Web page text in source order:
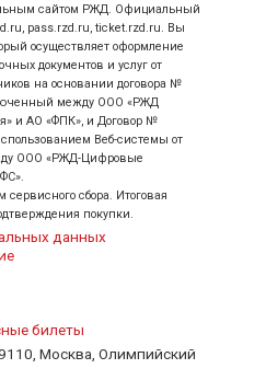
сайтом РЖД. Официальный
pass.rzd.ru, ticket.rzd.ru. Вы
осуществляет оформление
документов и услуг от
на основании договора №
между ООО «РЖД
и АО «ФПК», и Договор №
Веб-системы от
ООО «РЖД-Цифровые
сервисного сбора. Итоговая
покупки.
данных
билеты
Москва, Олимпийский